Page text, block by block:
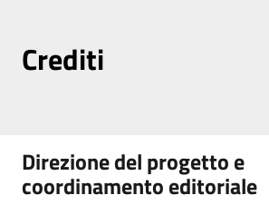
Seguici
Crediti
Direzione del progetto e
coordinamento editoriale